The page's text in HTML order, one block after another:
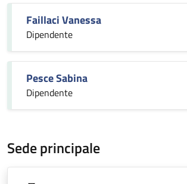
Faillaci Vanessa
Dipendente
Pesce Sabina
Dipendente
Sede principale